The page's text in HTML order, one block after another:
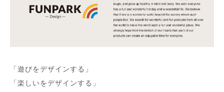
「遊びをデザインする」
「楽しいをデザインする」